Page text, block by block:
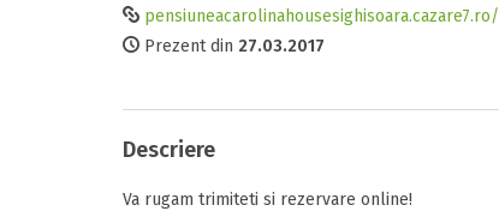
pensiuneacarolinahousesighisoara.cazare7.ro/
Prezent din 27.03.2017
Descriere
Va rugam trimiteti si rezervare online!
Facilitati